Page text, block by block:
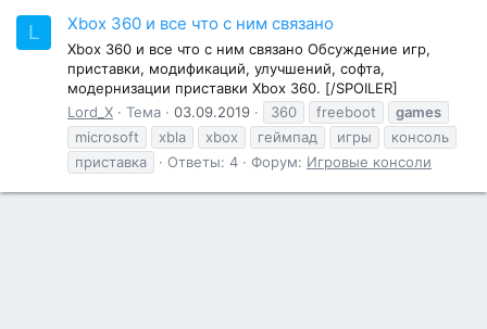
L Xbox 360 и все что с ним связано
Xbox 360 и все что с ним связано Обсуждение игр,
приставки, модификаций, улучшений, софта,
модернизации приставки Xbox 360. [/SPOILER]
Lord_X
Тема 03.09.2019 360 freeboot
games
microsoft
xbla xbox геймпад игры
консоль
приставка
Ответы: 4 Форум: Игровые консоли